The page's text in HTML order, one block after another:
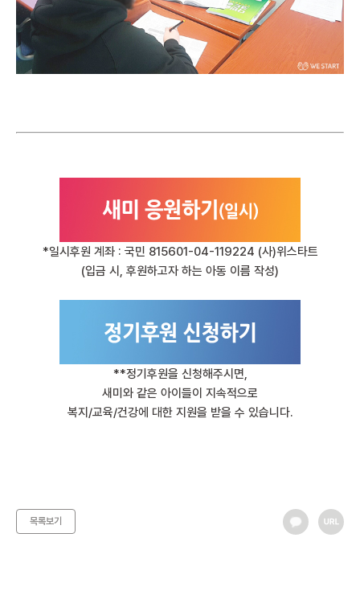
*일시후원 계좌 : 국민 815601-04-119224 (사)위스타트
(입금 시, 후원하고자 하는 아동 이름 작성)
**정기후원을 신청해주시면,
새미와 같은 아이들이 지속적으로
복지/교육/건강에 대한 지원을 받을 수 있습니다.
목록보기